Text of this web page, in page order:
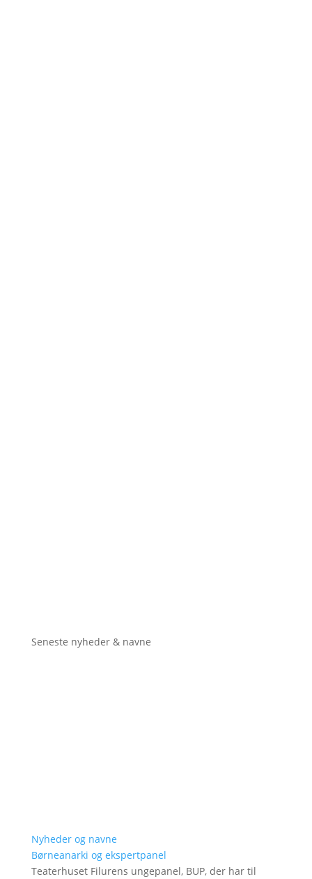
Seneste nyheder & navne
Nyheder og navne
Børneanarki og ekspertpanel
Teaterhuset Filurens ungepanel, BUP, der har til